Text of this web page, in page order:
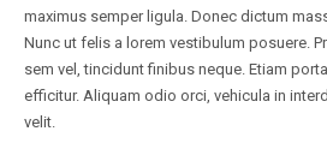
maximus semper ligula. Donec dictum
Nunc ut felis a lorem vestibulum posuere.
sem vel, tincidunt finibus neque. Etiam
efficitur. Aliquam odio orci, vehicula in
velit.